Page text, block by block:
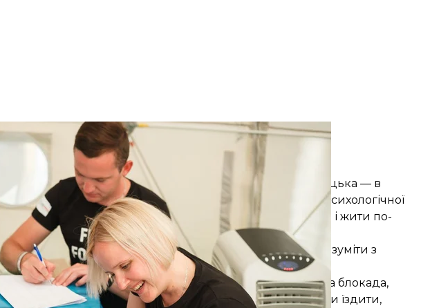
Експрес-тест на ВІЛ
Спектр
Життя зі статусом ВІЛ+
в собі жінки. Ми зустрілися практично в центрі Донецька — в
як вони. Тут зазвичай відбуваються сеанси групової психологічної
про свій діагноз, тут же їх вчать не панікувати і жити по-
та діалоги, як нам здається, дозволяють багато чого зрозуміти з
на території, де триває війна.
Тоді, в 2015 році, коли почалася перша економічна блокада,
на контрольованій території і регулярно туди їздити,